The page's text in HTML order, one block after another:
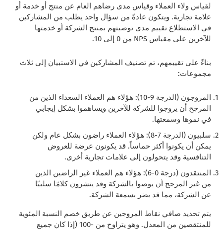
لقياس ولاء العملاء وقياس مدى رضاهم العام عن منتج أو خدمة أو
علامة تجارية. ويتكون عادةً من سؤال واحد يطلب من المشاركين
في الاستطلاع تقييم مدى توصيتهم بمنتج الشركة أو خدمتها
للآخرين على مقياس NPS من 0 إلى 10.
بناءً على تقييمهم، تم تصنيف المشاركين في الاستبيان إلى ثلاث
مجموعات:
المروجون (الدرجة 9-10): هؤلاء هم العملاء السعداء الذين من
المرجح أن يروجوا للشركة للآخرين ويساهموا بشكل إيجابي
في نموها وسمعتها.
سلبيون (الدرجة 7-8): هؤلاء العملاء راضون بشكل عام ولكن
يمكن أن يكونوا أكثر حماساً. قد يكونون عرضة للعروض
التنافسية وقد يتحولون إلى علامات تجارية أخرى.
المنتقدون (درجة 0-6): هؤلاء هم العملاء غير الراضين الذين
من غير المرجح أن يوصوا بالشركة وقد ينشرون كلامًا سلبيًا
عن الشركة، مما قد يضر بسمعة الشركة.
يتم تحديد صافي نقاط المروجين عن طريق خصم النسبة المئوية
للمنتقصين من المعدل. وهو يتراوح من -100 (إذا كان جميع